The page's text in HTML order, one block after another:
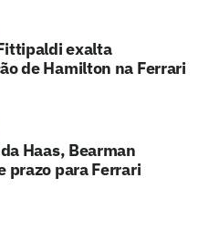
exalta
de Hamilton na Ferrari
Haas, Bearman
prazo para Ferrari